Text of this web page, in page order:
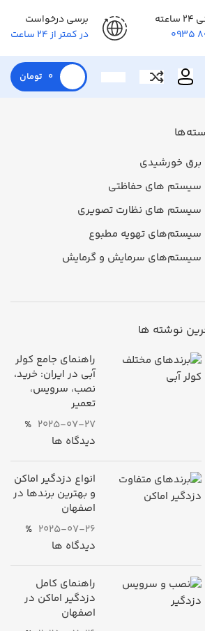
برسی درخواست
در کمتر از 24 ساعت
0 تومان
برق خورشیدی
سیستم های حفاظتی
سیستم های نظارت تصویری
سیستم‌های تهویه مطبوع
سیستم‌های سرمایش و گرمایش
نوشته ها
راهنمای جامع کولر
آبی در ایران: خرید،
نصب، سرویس،
تعمیر
2025-07-27
%
دیدگاه ها
انواع دزدگیر اماکن
و بهترین برندها در
اصفهان
2025-07-26
%
دیدگاه ها
راهنمای کامل
دزدگیر اماکن در
اصفهان